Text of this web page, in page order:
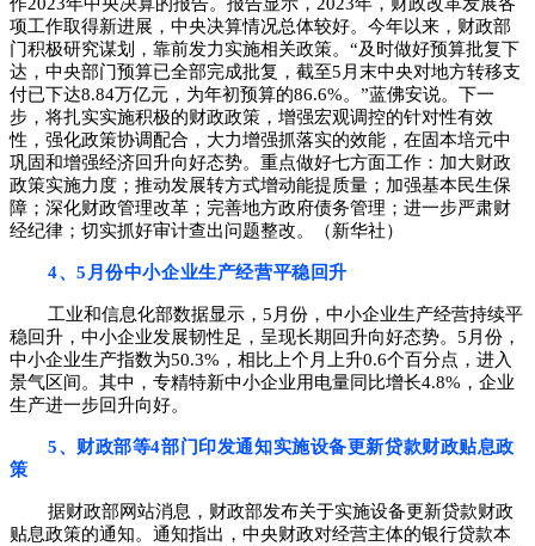
作2023年中央决算的报告。报告显示，2023年，财政改革发展各
项工作取得新进展，中央决算情况总体较好。今年以来，财政部
门积极研究谋划，靠前发力实施相关政策。“及时做好预算批复下
达，中央部门预算已全部完成批复，截至5月末中央对地方转移支
付已下达8.84万亿元，为年初预算的86.6%。”蓝佛安说。下一
步，将扎实实施积极的财政政策，增强宏观调控的针对性有效
性，强化政策协调配合，大力增强抓落实的效能，在固本培元中
巩固和增强经济回升向好态势。重点做好七方面工作：加大财政
政策实施力度；推动发展转方式增动能提质量；加强基本民生保
障；深化财政管理改革；完善地方政府债务管理；进一步严肃财
经纪律；切实抓好审计查出问题整改。（新华社）
4、5月份中小企业生产经营平稳回升
工业和信息化部数据显示，5月份，中小企业生产经营持续平
稳回升，中小企业发展韧性足，呈现长期回升向好态势。5月份，
中小企业生产指数为50.3%，相比上个月上升0.6个百分点，进入
景气区间。其中，专精特新中小企业用电量同比增长4.8%，企业
生产进一步回升向好。
5、财政部等4部门印发通知实施设备更新贷款财政贴息政
策
据财政部网站消息，财政部发布关于实施设备更新贷款财政
贴息政策的通知。通知指出，中央财政对经营主体的银行贷款本